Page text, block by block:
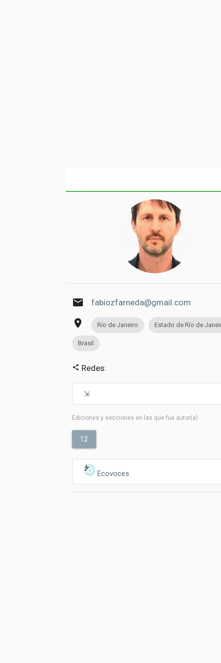
email fabiozfarneda@gmail.com
place Río de Janeiro Estado de Río de
Brasil
share Redes:
Ediciones y secciones en las que fue autor(a)
12
Ecovoces